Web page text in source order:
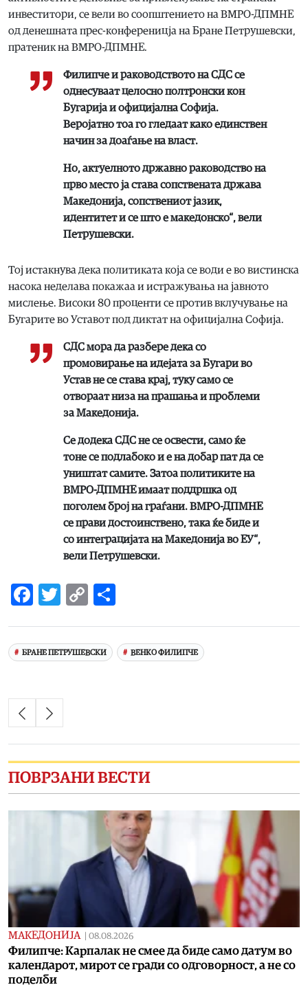
инвеститори, се вели во соопштението на ВМРО-ДПМНЕ
од денешната прес-конференицја на Бране Петрушевски,
пратеник на ВМРО-ДПМНЕ.
Филипче и раководството на СДС се
однесуваат целосно полтронски кон
Бугарија и официјална Софија.
Веројатно тоа го гледаат како единствен
начин за доаѓање на власт.
Но, актуелното државно раководство на
прво место ја става сопствената држава
Македонија, сопствениот јазик,
идентитет и се што е македонско“, вели
Петрушевски.
Тој истакнува дека политиката која се води е во вистинска
насока неделава покажаа и истражувања на јавното
мислење. Високи 80 проценти се против вклучување на
Бугарите во Уставот под диктат на официјална Софија.
СДС мора да разбере дека со
промовирање на идејата за Бугари во
Устав не се става крај, туку само се
отвораат низа на прашања и проблеми
за Македонија.
Се додека СДС не се освести, само ќе
тоне се подлабоко и е на добар пат да се
уништат самите. Затоа политиките на
ВМРО-ДПМНЕ имаат поддршка од
поголем број на граѓани. ВМРО-ДПМНЕ
се прави достоинствено, така ќе биде и
со интеграцијата на Македонија во ЕУ“,
вели Петрушевски.
Facebook
Twitter
Copy
БРАНЕ ПЕТРУШЕВСКИ ВЕНКО ФИЛИПЧЕ
ПОВРЗАНИ ВЕСТИ
МАКЕДОНИЈА 08.08.2026
Филипче: Карпалак не смее да биде само датум во
календарот, мирот се гради со одговорност, а не со
поделби